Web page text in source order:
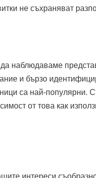
не съхраняват
наблюдаваме
и бързо
са най-популярни.
от това как